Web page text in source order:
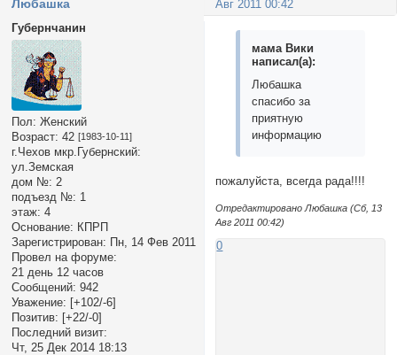
Авг 2011 00:42
Любашка
Губернчанин
Пол: Женский
Возраст: 42 [1983-10-11]
г.Чехов мкр.Губернский:
ул.Земская
дом №: 2
подъезд №: 1
этаж: 4
Основание: КПРП
Зарегистрирован: Пн, 14 Фев 2011
Провел на форуме:
21 день 12 часов
Сообщений: 942
Уважение: [+102/-6]
Позитив: [+22/-0]
Последний визит:
Чт, 25 Дек 2014 18:13
мама Вики
написал(а):
Любашка
спасибо за
приятную
информацию
пожалуйста, всегда рада!!!!
Отредактировано Любашка (Сб, 13
Авг 2011 00:42)
0